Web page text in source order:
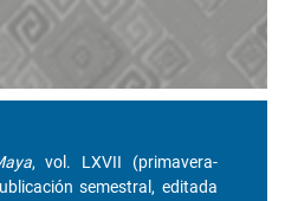
, vol. LXVII (primavera-
semestral, editada